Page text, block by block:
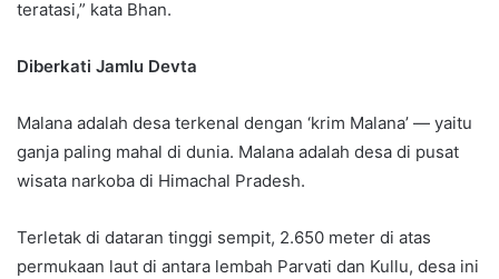
teratasi,” kata Bhan.
Diberkati Jamlu Devta
Malana adalah desa terkenal dengan ‘krim Malana’ — yaitu
ganja paling mahal di dunia. Malana adalah desa di pusat
wisata narkoba di Himachal Pradesh.
Terletak di dataran tinggi sempit, 2.650 meter di atas
permukaan laut di antara lembah Parvati dan Kullu, desa ini